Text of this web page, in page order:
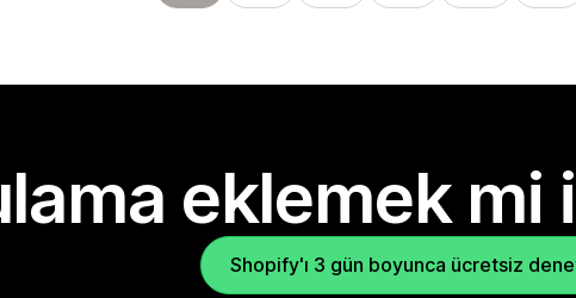
eklemek mi
Shopify'ı 3 gün boyunca ücretsiz